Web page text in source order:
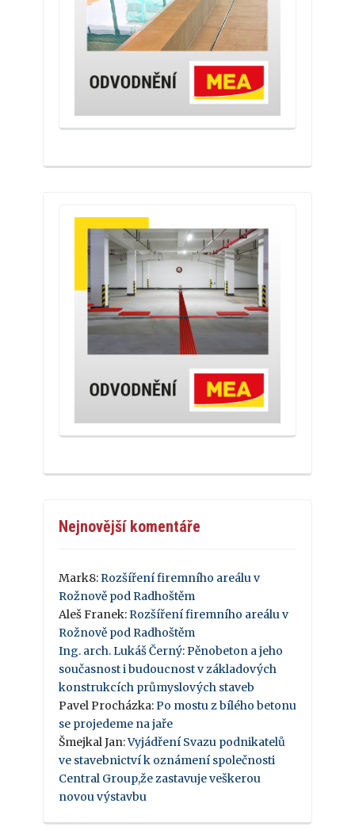
Nejnovější komentáře
Mark8: Rozšíření firemního areálu v
Rožnově pod Radhoštěm
Aleš Franek: Rozšíření firemního areálu v
Rožnově pod Radhoštěm
Ing. arch. Lukáš Černý: Pěnobeton a jeho
současnost i budoucnost v základových
konstrukcích průmyslových staveb
Pavel Procházka: Po mostu z bílého betonu
se projedeme na jaře
Šmejkal Jan:Vyjádření Svazu podnikatelů
ve stavebnictví k oznámení společnosti
Central Group,že zastavuje veškerou
novou výstavbu